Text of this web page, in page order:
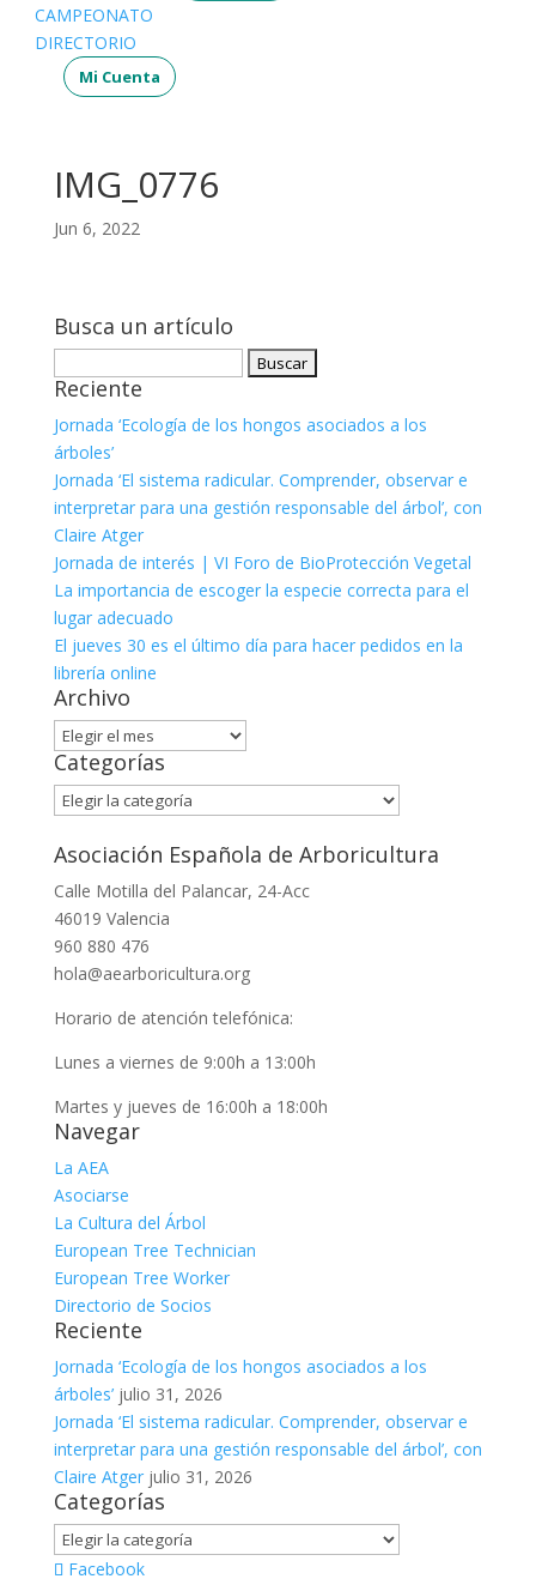
CAMPEONATO
DIRECTORIO
Mi Cuenta
IMG_0776
Jun 6, 2022
Busca un artículo
Reciente
Jornada ‘Ecología de los hongos asociados a los
árboles’
Jornada ‘El sistema radicular. Comprender, observar e
interpretar para una gestión responsable del árbol’, con
Claire Atger
Jornada de interés | VI Foro de BioProtección Vegetal
La importancia de escoger la especie correcta para el
lugar adecuado
El jueves 30 es el último día para hacer pedidos en la
librería online
Archivo
Archivo
Categorías
Categorías
Asociación Española de Arboricultura
Calle Motilla del Palancar, 24-Acc
46019 Valencia
960 880 476
hola@aearboricultura.org
Horario de atención telefónica:
Lunes a viernes de 9:00h a 13:00h
Martes y jueves de 16:00h a 18:00h
Navegar
La AEA
Asociarse
La Cultura del Árbol
European Tree Technician
European Tree Worker
Directorio de Socios
Reciente
Jornada ‘Ecología de los hongos asociados a los
árboles’ julio 31, 2026
Jornada ‘El sistema radicular. Comprender, observar e
interpretar para una gestión responsable del árbol’, con
Claire Atger julio 31, 2026
Categorías
Categorías
Facebook